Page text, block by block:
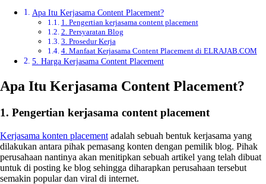
Apa Itu Kerjasama Content Placement?
1. Pengertian kerjasama content placement
2. Persyaratan Blog
3. Prosedur Kerja
4. Manfaat Kerjasama Content Placement di ELRAJAB.COM
5. Harga Kerjasama Content Placement
Apa Itu Kerjasama Content Placement?
1. Pengertian kerjasama content placement
Kerjasama konten placement adalah sebuah bentuk kerjasama yang
dilakukan antara pihak pemasang konten dengan pemilik blog. Pihak
perusahaan nantinya akan menitipkan sebuah artikel yang telah dibuat
untuk di posting ke blog sehingga diharapkan perusahaan tersebut
semakin popular dan viral di internet.